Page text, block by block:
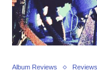
Album Reviews Reviews